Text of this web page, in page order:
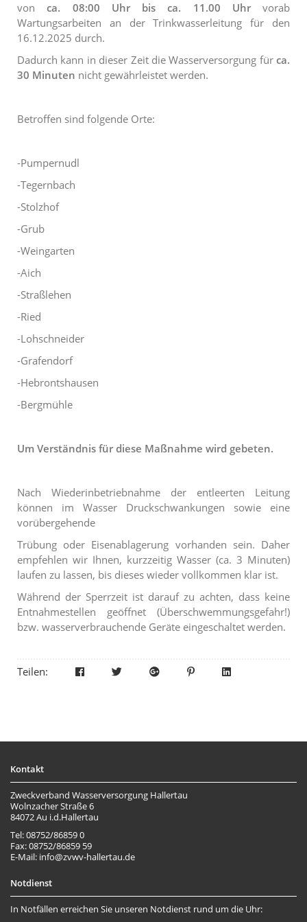
vonca. 08:00 Uhr bis ca. 11.00 Uhr vorab
Wartungsarbeiten an der Trinkwasserleitung für den
16.12.2025 durch.
Dadurch kann in dieser Zeit die Wasserversorgung fürca.
30 Minuten nicht gewährleistet werden.
Betroffen sind folgende Orte:
-Pumpernudl
-Tegernbach
-Stolzhof
-Grub
-Weingarten
-Aich
-Straßlehen
-Ried
-Lohschneider
-Grafendorf
-Hebrontshausen
-Bergmühle
Um Verständnis für diese Maßnahme wird gebeten.
Nach Wiederinbetriebnahme der entleerten Leitung
können im Wasser Druckschwankungen sowie eine
vorübergehende
Trübung oder Eisenablagerung vorhanden sein. Daher
empfehlen wir Ihnen, kurzzeitig Wasser (ca. 3 Minuten)
laufen zu lassen, bis dieses wieder vollkommen klar ist.
Während der Sperrzeit ist darauf zu achten, dass keine
Entnahmestellen geöffnet (Überschwemmungsgefahr!)
bzw. wasserverbrauchende Geräte eingeschaltet werden.
Teilen:
Kontakt
Zweckverband Wasserversorgung Hallertau
Wolnzacher Straße 6
84072 Au i.d.Hallertau
Tel: 08752/86859 0
Fax: 08752/86859 59
E-Mail: info@zvwv-hallertau.de
Notdienst
In Notfällen erreichen Sie unseren Notdienst rund um die Uhr: